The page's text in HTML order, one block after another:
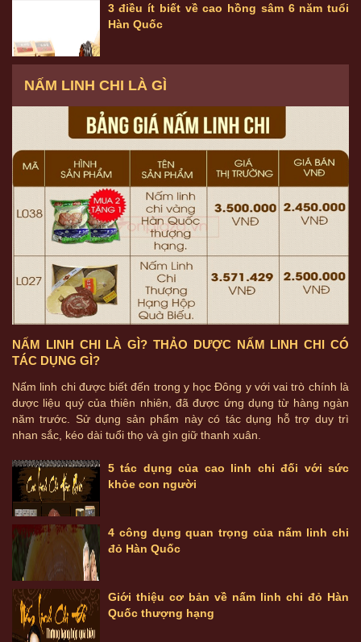
3 điều ít biết về cao hồng sâm 6 năm tuổi
Hàn Quốc
NẤM LINH CHI LÀ GÌ
NẤM LINH CHI LÀ GÌ? THẢO DƯỢC NẤM LINH CHI CÓ
TÁC DỤNG GÌ?
Nấm linh chi được biết đến trong y học Đông y với vai trò chính là
dược liệu quý của thiên nhiên, đã được ứng dụng từ hàng ngàn
năm trước. Sử dụng sản phẩm này có tác dụng hỗ trợ duy trì
nhan sắc, kéo dài tuổi thọ và gìn giữ thanh xuân.
5 tác dụng của cao linh chi đối với sức
khỏe con người
4 công dụng quan trọng của nấm linh chi
đỏ Hàn Quốc
Giới thiệu cơ bản về nấm linh chi đỏ Hàn
Quốc thượng hạng